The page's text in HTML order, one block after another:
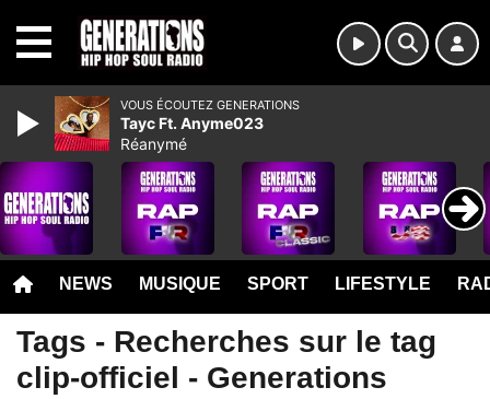
NEWS MUSIQUE SPORT LIFESTYLE
Tags - Recherches sur le tag
clip-officiel - Generations
VOUS ÉCOUTEZ GENERATIONS
Tayc Ft. Anyme023
Réanymé